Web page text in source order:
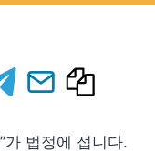
가 법정에 섭니다.